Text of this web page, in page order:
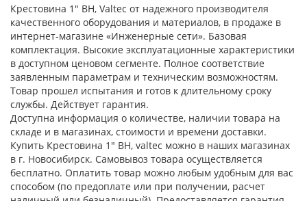
Крестовина 1" ВН, Valtec от надежного производителя
качественного оборудования и материалов, в продаже в
интернет-магазине «Инженерные сети». Базовая
комплектация. Высокие эксплуатационные характеристики
в доступном ценовом сегменте. Полное соответствие
заявленным параметрам и техническим возможностям.
Товар прошел испытания и готов к длительному сроку
службы. Действует гарантия.
Доступна информация о количестве, наличии товара на
складе и в магазинах, стоимости и времени доставки.
Купить Крестовина 1" ВН, valtec можно в наших магазинах
в г. Новосибирск. Самовывоз товара осуществляется
бесплатно. Оплатить товар можно любым удобным для вас
способом (по предоплате или при получении, расчет